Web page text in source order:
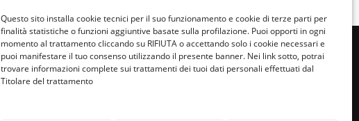
Questo sito installa cookie tecnici per il suo funzionamento e cookie di terze parti per
finalità statistiche o funzioni aggiuntive basate sulla profilazione. Puoi opporti in ogni
momento al trattamento cliccando su RIFIUTA o accettando solo i cookie necessari e
puoi manifestare il tuo consenso utilizzando il presente banner. Nei link sotto, potrai
trovare informazioni complete sui trattamenti dei tuoi dati personali effettuati dal
Titolare del trattamento